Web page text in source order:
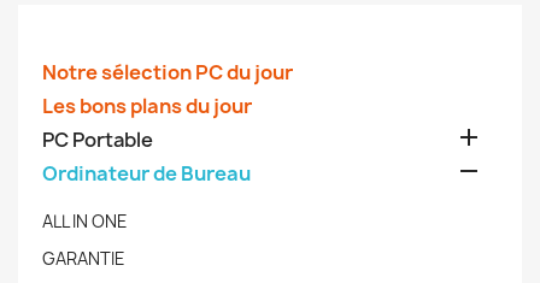
Notre sélection PC du jour
Les bons plans du jour
PC Portable

Ordinateur de Bureau 
ALL IN ONE
GARANTIE